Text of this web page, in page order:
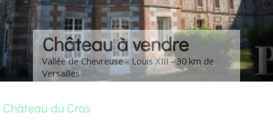
Château à vendre
Vallée de Chevreuse - Louis XIII - 30 km de
Versailles
Château du Cros